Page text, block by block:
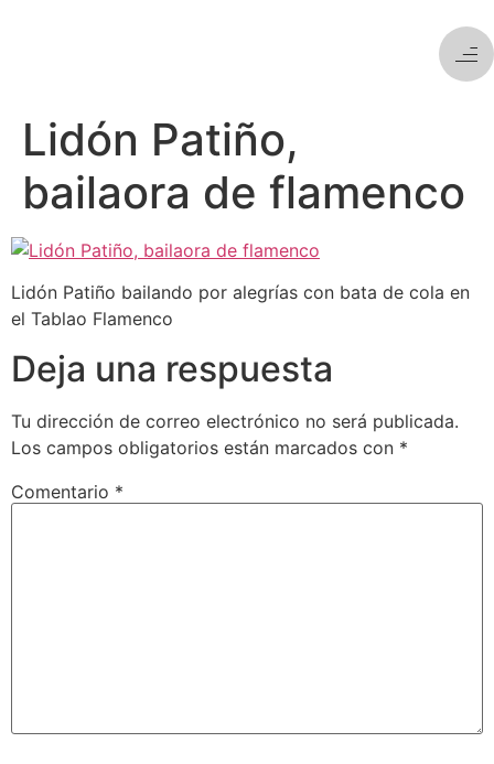
Lidón Patiño,
bailaora de flamenco
Lidón Patiño bailando por alegrías con bata de cola en
el Tablao Flamenco
Deja una respuesta
Tu dirección de correo electrónico no será publicada.
Los campos obligatorios están marcados con *
Comentario *